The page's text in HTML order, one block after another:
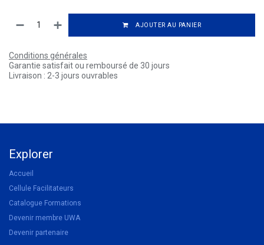
AJOUTER AU PANIER
Conditions générales
Garantie satisfait ou remboursé de 30 jours
Livraison : 2-3 jours ouvrables
Explorer
Accueil
Cellule Facilitateurs
Catalogue Formations
Devenir membre UWA
Devenir partenaire